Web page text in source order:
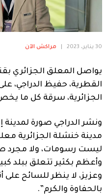
فنية
آراء
30 يناير، 2023 مراكش الآن
يواصل المعلق الجزائري
القطرية، حفيظ الدراجي،
الجزائرية، سرقة كل ما
ونشر الدراجي صورة لمدينة
مدينة خنشلة الجزائرية
ليست رسومات، ولا مجرد
وأعظم بكثير تتعلق ببلد
وعزيز، لا ينظر للسائح على
بالحفاوة والكرم”.